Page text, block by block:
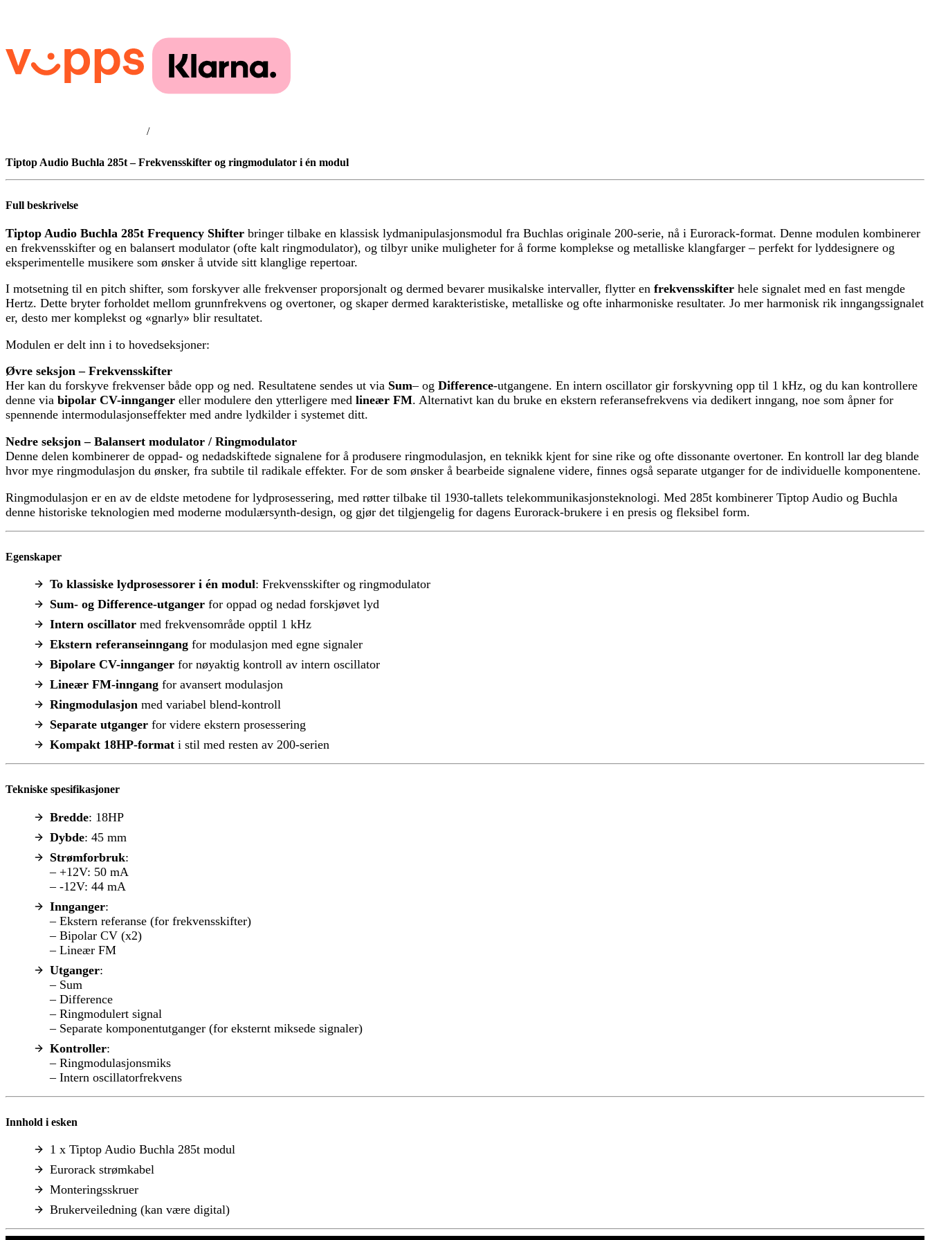
/
Tiptop Audio Buchla 285t – Frekvensskifter og ringmodulator i én modul
Full beskrivelse
Tiptop Audio Buchla 285t Frequency Shifter bringer tilbake en klassisk lydmanipulasjonsmodul fra Buchlas originale 200-serie, nå i Eurorack-format. Denne modulen kombinerer
en frekvensskifter og en balansert modulator (ofte kalt ringmodulator), og tilbyr unike muligheter for å forme komplekse og metalliske klangfarger – perfekt for lyddesignere og
eksperimentelle musikere som ønsker å utvide sitt klanglige repertoar.
I motsetning til en pitch shifter, som forskyver alle frekvenser proporsjonalt og dermed bevarer musikalske intervaller, flytter en frekvensskifter hele signalet med en fast mengde
Hertz. Dette bryter forholdet mellom grunnfrekvens og overtoner, og skaper dermed karakteristiske, metalliske og ofte inharmoniske resultater. Jo mer harmonisk rik inngangssignalet
er, desto mer komplekst og «gnarly» blir resultatet.
Modulen er delt inn i to hovedseksjoner:
Øvre seksjon – Frekvensskifter
Her kan du forskyve frekvenser både opp og ned. Resultatene sendes ut via Sum– og Difference-utgangene. En intern oscillator gir forskyvning opp til 1 kHz, og du kan kontrollere
denne via bipolar CV-innganger eller modulere den ytterligere med lineær FM. Alternativt kan du bruke en ekstern referansefrekvens via dedikert inngang, noe som åpner for
spennende intermodulasjonseffekter med andre lydkilder i systemet ditt.
Nedre seksjon – Balansert modulator / Ringmodulator
Denne delen kombinerer de oppad- og nedadskiftede signalene for å produsere ringmodulasjon, en teknikk kjent for sine rike og ofte dissonante overtoner. En kontroll lar deg blande
hvor mye ringmodulasjon du ønsker, fra subtile til radikale effekter. For de som ønsker å bearbeide signalene videre, finnes også separate utganger for de individuelle komponentene.
Ringmodulasjon er en av de eldste metodene for lydprosessering, med røtter tilbake til 1930-tallets telekommunikasjonsteknologi. Med 285t kombinerer Tiptop Audio og Buchla
denne historiske teknologien med moderne modulærsynth-design, og gjør det tilgjengelig for dagens Eurorack-brukere i en presis og fleksibel form.
Egenskaper
To klassiske lydprosessorer i én modul: Frekvensskifter og ringmodulator
Sum- og Difference-utganger for oppad og nedad forskjøvet lyd
Intern oscillator med frekvensområde opptil 1 kHz
Ekstern referanseinngang for modulasjon med egne signaler
Bipolare CV-innganger for nøyaktig kontroll av intern oscillator
Lineær FM-inngang for avansert modulasjon
Ringmodulasjon med variabel blend-kontroll
Separate utganger for videre ekstern prosessering
Kompakt 18HP-format i stil med resten av 200-serien
Tekniske spesifikasjoner
Bredde: 18HP
Dybde: 45 mm
Strømforbruk:
– +12V: 50 mA
– -12V: 44 mA
Innganger:
– Ekstern referanse (for frekvensskifter)
– Bipolar CV (x2)
– Lineær FM
Utganger:
– Sum
– Difference
– Ringmodulert signal
– Separate komponentutganger (for eksternt miksede signaler)
Kontroller:
– Ringmodulasjonsmiks
– Intern oscillatorfrekvens
Innhold i esken
1 x Tiptop Audio Buchla 285t modul
Eurorack strømkabel
Monteringsskruer
Brukerveiledning (kan være digital)